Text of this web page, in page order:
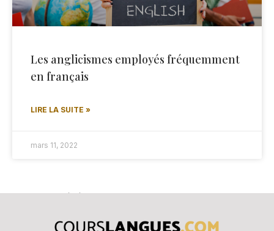
Les anglicismes employés fréquemment
en français
LIRE LA SUITE »
mars 11, 2022
« Précédent 1 2 3 4 5 Suivant »